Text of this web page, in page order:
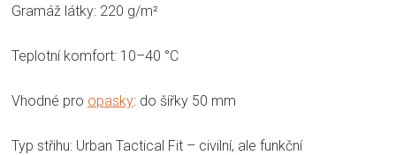
Gramáž látky: 220 g/m²
Teplotní komfort: 10–40 °C
Vhodné pro opasky: do šířky 50 mm
Typ střihu: Urban Tactical Fit – civilní, ale funkční